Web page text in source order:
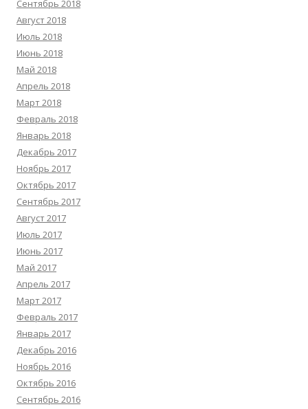
Сентябрь 2018
Август 2018
Июль 2018
Июнь 2018
Май 2018
Апрель 2018
Март 2018
Февраль 2018
Январь 2018
Декабрь 2017
Ноябрь 2017
Октябрь 2017
Сентябрь 2017
Август 2017
Июль 2017
Июнь 2017
Май 2017
Апрель 2017
Март 2017
Февраль 2017
Январь 2017
Декабрь 2016
Ноябрь 2016
Октябрь 2016
Сентябрь 2016